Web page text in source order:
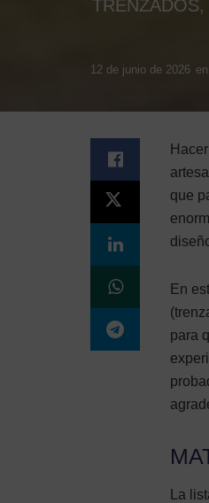
12 de junio de 2026 en
Hacer
que
En
para
La